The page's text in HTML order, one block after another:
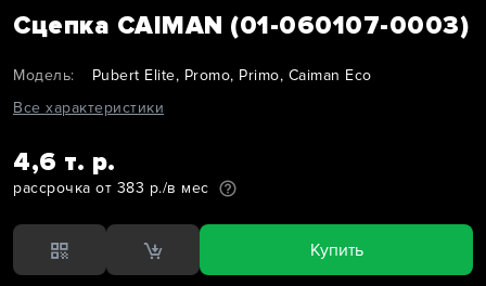
Сцепка CAIMAN (01-060107-0003)
Модель:
Pubert Elite, Promo, Primo, Caiman Eco
Все характеристики
4,6 т. р.
рассрочка от 383 р./в мес
Купить